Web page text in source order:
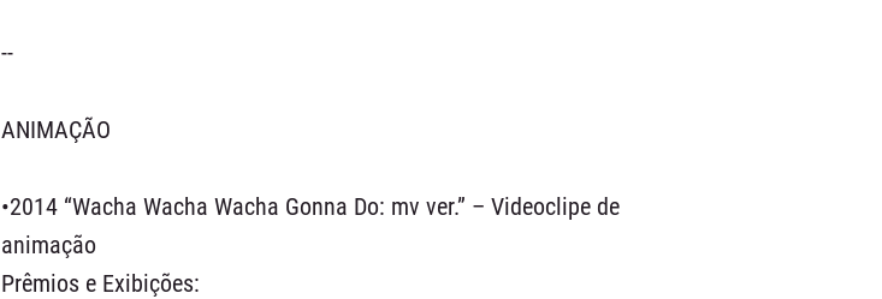
--
ANIMAÇÃO
•2014 “Wacha Wacha Wacha Gonna Do: mv ver.” – Videoclipe de
animação
Prêmios e Exibições: